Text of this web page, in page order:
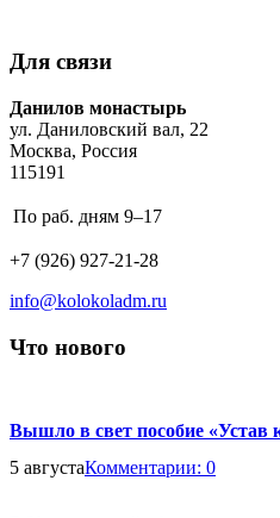
курсов
звонарского
мастерства
побывали
в
Кремле
курсов
звонарского
мастерства
побывали
на
экскурсии
Для связи
Address:
Данилов монастырь
ул. Даниловский вал, 22
Москва, Россия
115191
Business
hours:
По раб. дням 9–17
Phone
+7 (926) 927-21-28
Email
info@kolokoladm.ru
Что нового
Вышло в свет пособие «Устав
5 августаКомментарии: 0